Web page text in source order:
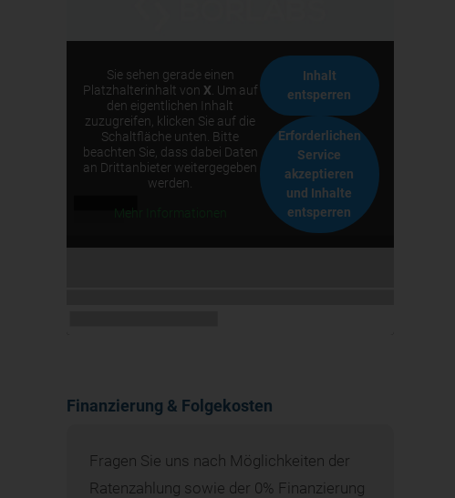
Sie sehen gerade einen
Platzhalterinhalt von X. Um auf
den eigentlichen Inhalt
zuzugreifen, klicken Sie auf die
Schaltfläche unten. Bitte
beachten Sie, dass dabei Daten
an Drittanbieter weitergegeben
werden.
Mehr Informationen
Inhalt
entsperren
Erforderlichen
Service
akzeptieren
und Inhalte
entsperren
Finanzierung & Folgekosten
Fragen Sie uns nach Möglichkeiten der
Ratenzahlung sowie der 0% Finanzierung